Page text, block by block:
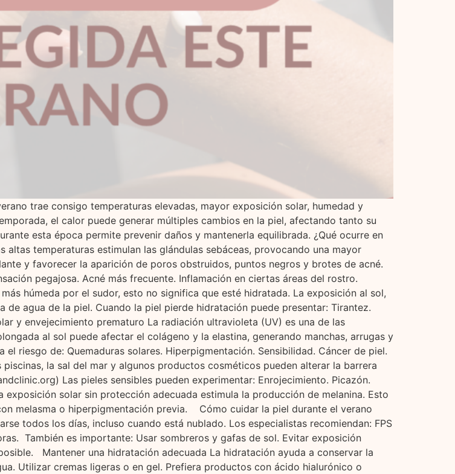
trae consigo temperaturas elevadas, mayor exposición solar, humedad y
el calor puede generar múltiples cambios en la piel, afectando tanto su
esta época permite prevenir daños y mantenerla equilibrada. ¿Qué ocurre en
temperaturas estimulan las glándulas sebáceas, provocando una mayor
y favorecer la aparición de poros obstruidos, puntos negros y brotes de acné.
pegajosa. Acné más frecuente. Inflamación en ciertas áreas del rostro.
húmeda por el sudor, esto no significa que esté hidratada. La exposición al sol,
agua de la piel. Cuando la piel pierde hidratación puede presentar: Tirantez.
y envejecimiento prematuro La radiación ultravioleta (UV) es una de las
al sol puede afectar el colágeno y la elastina, generando manchas, arrugas y
riesgo de: Quemaduras solares. Hiperpigmentación. Sensibilidad. Cáncer de piel.
la sal del mar y algunos productos cosméticos pueden alterar la barrera
Las pieles sensibles pueden experimentar: Enrojecimiento. Picazón.
solar sin protección adecuada estimula la producción de melanina. Esto
melasma o hiperpigmentación previa. Cómo cuidar la piel durante el verano
todos los días, incluso cuando está nublado. Los especialistas recomiendan: FPS
También es importante: Usar sombreros y gafas de sol. Evitar exposición
Mantener una hidratación adecuada La hidratación ayuda a conservar la
Utilizar cremas ligeras o en gel. Prefiera productos con ácido hialurónico o